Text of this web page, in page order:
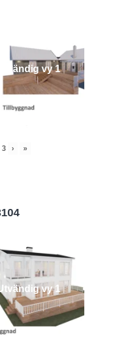
vy 1
3 › »
vy 1